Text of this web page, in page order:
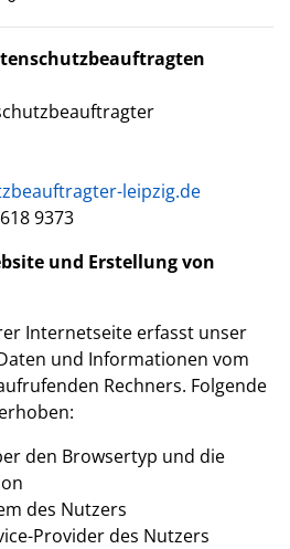
leipzig.de
9373
und Erstellung von
Internetseite erfasst unser
und Informationen vom
Rechners. Folgende
den Browsertyp und die
des Nutzers
Provider des Nutzers